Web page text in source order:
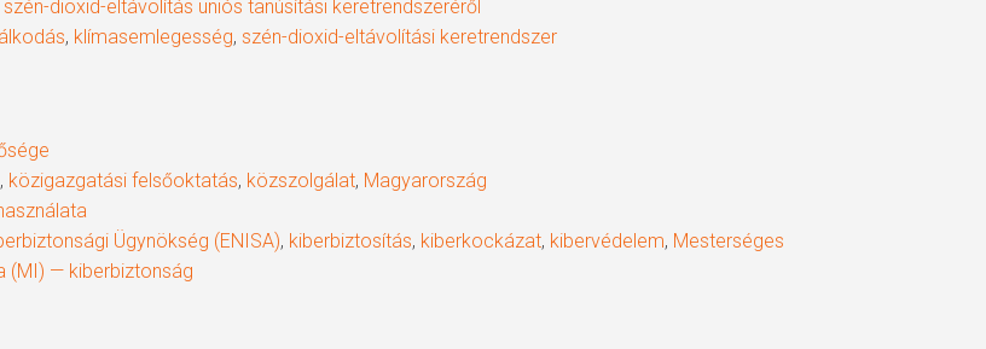
dioxid-eltávolítás uniós tanúsítási keretrendszeréről
, klímasemlegesség, szén-dioxid-eltávolítási keretrendszer
, közigazgatási felsőoktatás, közszolgálat, Magyarország
Ügynökség (ENISA), kiberbiztosítás, kiberkockázat, kibervédelem, Mesterséges
(MI) — kiberbiztonság